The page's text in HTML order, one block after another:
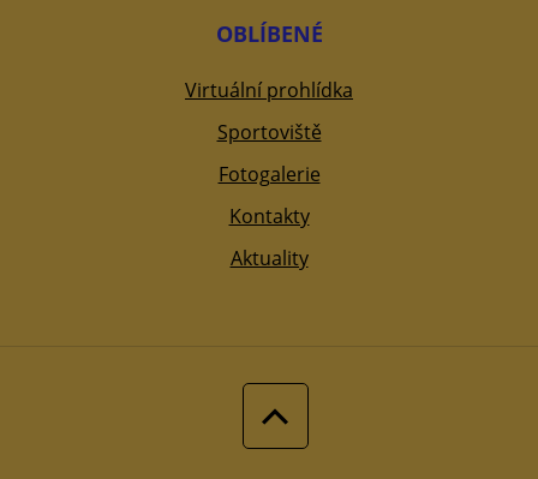
OBLÍBENÉ
Virtuální prohlídka
Sportoviště
Fotogalerie
Kontakty
Aktuality